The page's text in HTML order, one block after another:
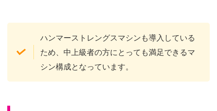
ハンマーストレングスマシンも導入している
ため、中上級者の方にとっても満足できるマ
シン構成となっています。